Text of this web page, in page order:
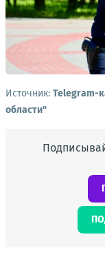
Источник: Telegram-
области"